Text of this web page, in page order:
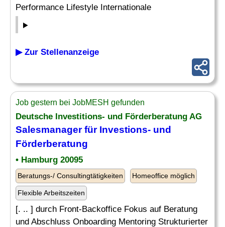
Performance Lifestyle Internationale
▶ Zur Stellenanzeige
Job gestern bei JobMESH gefunden
Deutsche Investitions- und Förderberatung AG
Salesmanager für Investions- und
Förderberatung
• Hamburg 20095
Beratungs-/ Consultingtätigkeiten Homeoffice möglich
Flexible Arbeitszeiten
[. .. ] durch Front-Backoffice Fokus auf Beratung
und Abschluss Onboarding Mentoring Strukturierter